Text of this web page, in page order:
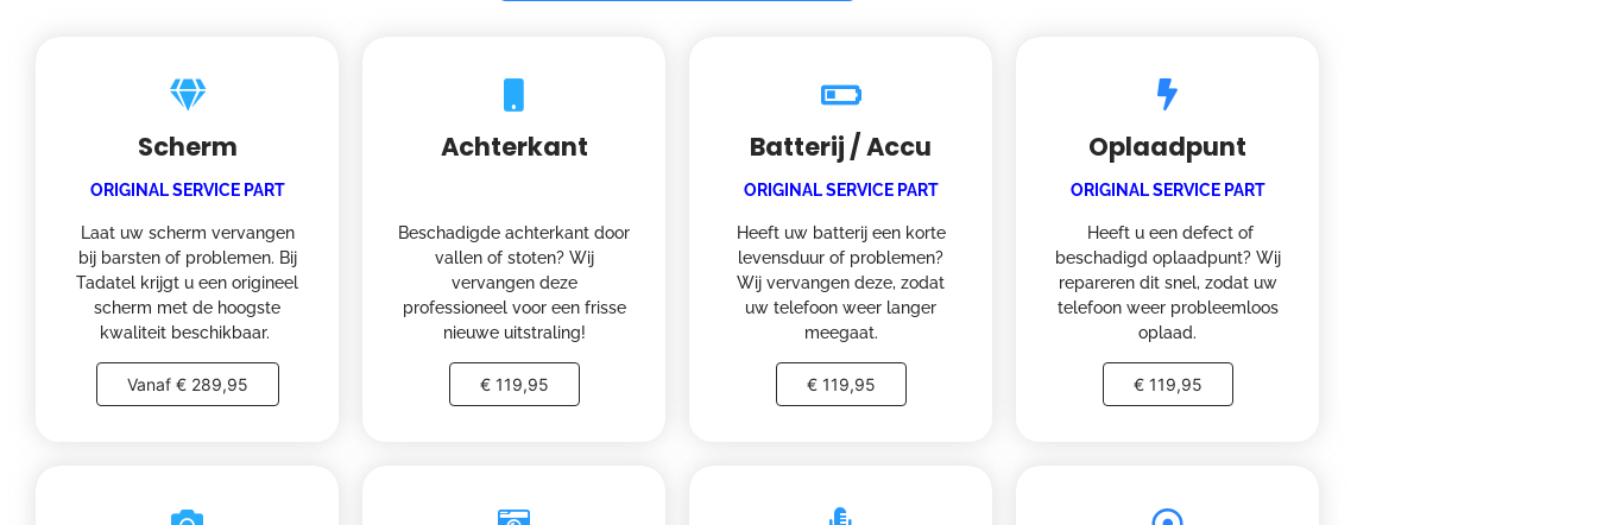
Scherm
ORIGINAL SERVICE PART
Laat uw scherm vervangen
bij barsten of problemen. Bij
Tadatel krijgt u een origineel
scherm met de hoogste
kwaliteit beschikbaar.
Vanaf € 289,95
Achterkant
Beschadigde achterkant door
vallen of stoten? Wij
vervangen deze
professioneel voor een frisse
nieuwe uitstraling!
€ 119,95
Batterij / Accu
ORIGINAL SERVICE PART
Heeft uw batterij een korte
levensduur of problemen?
Wij vervangen deze, zodat
uw telefoon weer langer
meegaat.
€ 119,95
Oplaadpunt
ORIGINAL SERVICE PART
Heeft u een defect of
beschadigd oplaadpunt? Wij
repareren dit snel, zodat uw
telefoon weer probleemloos
oplaad.
€ 119,95